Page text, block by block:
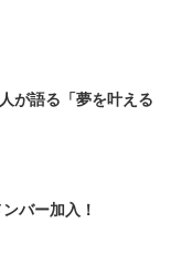
が語る「夢を叶える
バー加入！